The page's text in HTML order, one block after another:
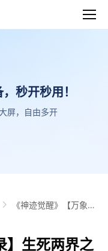
秒开秒用！
屏，自由多开
《神迹觉醒》【万象图
】生死两界之